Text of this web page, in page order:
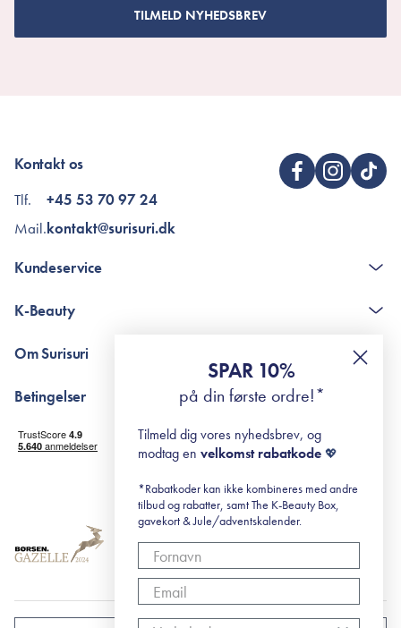
TILMELD NYHEDSBREV
Kontakt os
Tlf.
Mail.
+45 53 70 97 24
kontakt@surisuri.dk
Kundeservice
The K-Beauty Box - spørgsmål og svar
RE-ZIP
K-Beauty
Retinol for begyndere
surisuri's mini guide til rosacea
Om Surisuri
Black Friday
Betingelser
Levering og returnering
Handelsbetingelser
Abonnementsbetingelser
SPAR 10%
på din første ordre!*
Tilmeld dig vores nyhedsbrev, og
modtag en velkomst rabatkode 💖
*Rabatkoder kan ikke kombineres med andre
tilbud og rabatter, samt The K-Beauty Box,
gavekort & Jule/adventskalender.